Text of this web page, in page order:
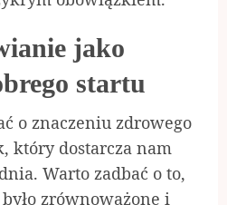
jako
startu
o znaczeniu zdrowego
który dostarcza nam
Warto zadbać o to,
zrównoważone i